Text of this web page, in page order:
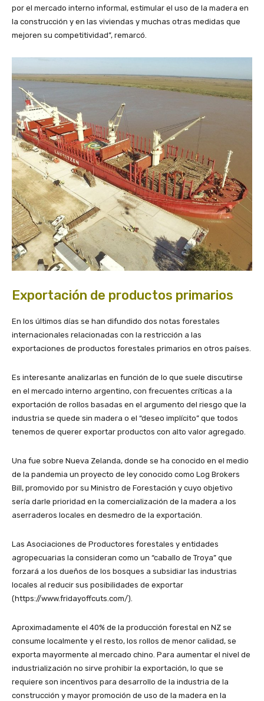
por el mercado interno informal, estimular el uso de la madera en
la construcción y en las viviendas y muchas otras medidas que
mejoren su competitividad”, remarcó.
Exportación de productos primarios
En los últimos días se han difundido dos notas forestales
internacionales relacionadas con la restricción a las
exportaciones de productos forestales primarios en otros países.
Es interesante analizarlas en función de lo que suele discutirse
en el mercado interno argentino, con frecuentes críticas a la
exportación de rollos basadas en el argumento del riesgo que la
industria se quede sin madera o el “deseo implícito” que todos
tenemos de querer exportar productos con alto valor agregado.
Una fue sobre Nueva Zelanda, donde se ha conocido en el medio
de la pandemia un proyecto de ley conocido como Log Brokers
Bill, promovido por su Ministro de Forestación y cuyo objetivo
sería darle prioridad en la comercialización de la madera a los
aserraderos locales en desmedro de la exportación.
Las Asociaciones de Productores forestales y entidades
agropecuarias la consideran como un “caballo de Troya” que
forzará a los dueños de los bosques a subsidiar las industrias
locales al reducir sus posibilidades de exportar
(https://www.fridayoffcuts.com/).
Aproximadamente el 40% de la producción forestal en NZ se
consume localmente y el resto, los rollos de menor calidad, se
exporta mayormente al mercado chino. Para aumentar el nivel de
industrialización no sirve prohibir la exportación, lo que se
requiere son incentivos para desarrollo de la industria de la
construcción y mayor promoción de uso de la madera en la